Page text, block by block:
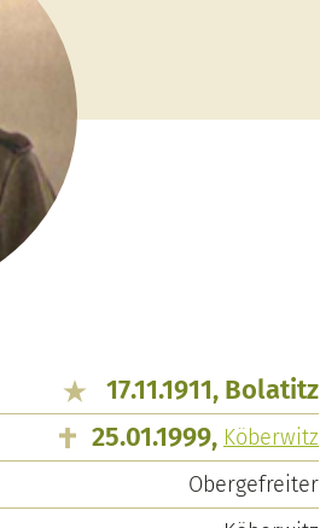
17.11.1911, Bolatitz
25.01.1999, Köberwitz
Obergefreiter